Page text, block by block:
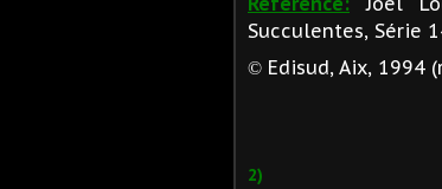
Succulentes, Série
© Edisud, Aix, 1994
2)